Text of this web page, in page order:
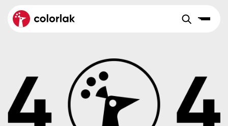
Velkoobchod Sortiment
Aktuality
Reference Dřevo
Colorlak Dekor
Colorlak Profi